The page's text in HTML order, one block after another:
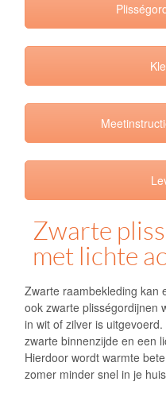
Zwarte
met lichte
Zwarte raambekleding kan
ook zwarte plisségordijnen
in wit of zilver is
zwarte binnenzijde en een
Hierdoor wordt warmte
zomer minder snel in je